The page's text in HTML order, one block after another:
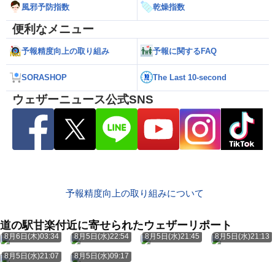
風邪予防指数 乾燥指数
便利なメニュー
予報精度向上の取り組み 予報に関するFAQ
SORASHOP The Last 10-second
ウェザーニュース公式SNS
予報精度向上の取り組みについて
道の駅甘楽付近に寄せられたウェザーリポート
8月6日(木)03:34 8月5日(水)22:54 8月5日(水)21:45 8月5日(水)21:13
8月5日(水)21:07 8月5日(水)09:17